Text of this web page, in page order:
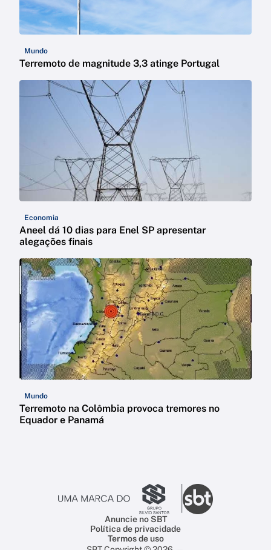
Mundo
Terremoto de magnitude 3,3 atinge Portugal
Economia
Aneel dá 10 dias para Enel SP apresentar
alegações finais
Mundo
Terremoto na Colômbia provoca tremores no
Equador e Panamá
Anuncie no SBT
Política de privacidade
Termos de uso